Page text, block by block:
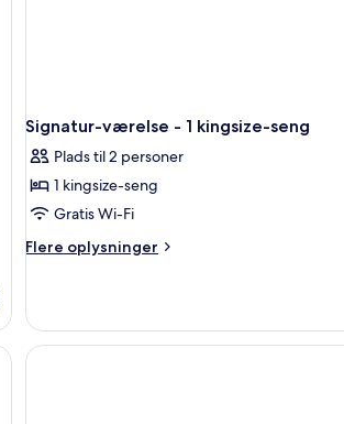
Signatur-værelse - 1 kingsize-seng
Plads til 2 personer
1 kingsize-seng
Gratis Wi-Fi
Flere oplysninger
Flere
værelse
1